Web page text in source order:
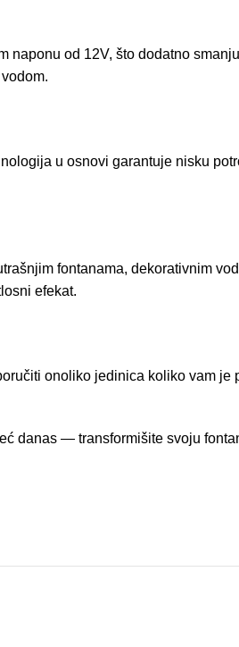
od 12V, što dodatno
u osnovi garantuje nisku
fontanama, dekorativnim
efekat.
onoliko jedinica koliko vam
danas — transformišite svoju